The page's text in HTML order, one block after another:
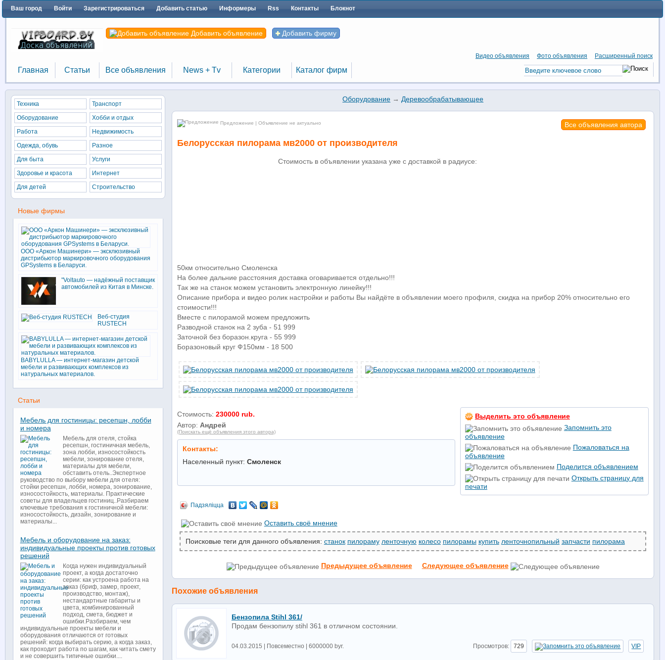
Ваш город Войти Зарегистрироваться Добавить статью Информеры Rss Контакты Блокнот
Добавить объявление Добавить фирму
Видео объявления Фото объявления Расширенный поиск
Главная
Главная
Статьи
Статьи
Все объявления News + Tv Категории Каталог фирм
Оборудование → Деревообрабатывающее
Все объявления автора
Предложение | Объявление не актуально
Белорусская пилорама мв2000 от производителя
Стоимость в объявлении указана уже с доставкой в радиусе:
50км относительно Смоленска
На более дальние расстояния доставка оговаривается отдельно!!!
Так же на станок можем установить электронную линейку!!!
Описание прибора и видео ролик настройки и работы Вы найдёте в объявлении моего профиля, скидка на прибор 20% относительно его
стоимости!!!
Вместе с пилорамой можем предложить
Разводной станок на 2 зуба - 51 999
Заточной без боразон.круга - 55 999
Боразоновый круг Ф150мм - 18 500
Стоимость: 230000 rub.
Автор: Андрей
(Поискать ещё объявления этого автора)
Контакты:
Населенный пункт: Смоленск
Выделить это объявление
Запомнить это
объявление
Пожаловаться на
объявление
Поделится объявлением
Открыть страницу для
печати
Падзяліцца
Оставить своё мнение
Поисковые теги для данного объявления: станок пилораму ленточную колесо пилорамы купить ленточнопильный запчасти пилорама
Предыдущее объявление Следующее объявление
Похожие объявления
Бензопила Stihl 361/
Продам бензопилу stihl 361 в отличном состоянии.
04.03.2015 | Повсеместно | 6000000 byr. Просмотров: 729 VIP
Техника
Транспорт
Оборудование
Хобби и отдых
Работа
Недвижимость
Одежда, обувь
Разное
Для быта
Услуги
Здоровье и красота
Интернет
Для детей
Строительство
Новые фирмы
ООО «Аркон Машинери» — эксклюзивный
дистрибьютор маркировочного оборудования
GPSystems в Беларуси.
"Voltauto — надёжный поставщик
автомобилей из Китая в Минске.
Веб-студия
RUSTECH
BABYLULLA — интернет-магазин детской
мебели и развивающих комплексов из
натуральных материалов.
Статьи
Мебель для гостиницы: ресепшн, лобби
и номера
Мебель для отеля, стойка
ресепшн, гостиничная мебель,
зона лобби, износостойкость
мебели, зонирование отеля,
материалы для мебели,
обставить отель..Экспертное
руководство по выбору мебели для отеля:
стойки ресепшн, лобби, номера, зонирование,
износостойкость, материалы. Практические
советы для владельцев гостиниц..Разбираем
ключевые требования к гостиничной мебели:
износостойкость, дизайн, зонирование и
материалы...
Мебель и оборудование на заказ:
индивидуальные проекты против готовых
решений
Когда нужен индивидуальный
проект, а когда достаточно
серии: как устроена работа на
заказ (бриф, замер, проект,
производство, монтаж),
нестандартные габариты и
цвета, комбинированный
подход, смета, бюджет и
ошибки.Разбираем, чем
индивидуальные проекты мебели и
оборудования отличаются от готовых
решений: когда выбирать серию, а когда заказ,
как проходит работа по шагам, как читать смету
и не совершить типичные ошибки....